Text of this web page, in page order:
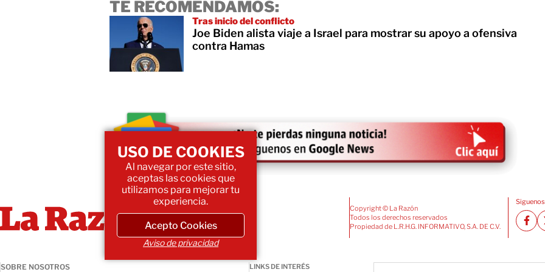
TE RECOMENDAMOS:
Tras inicio del conflicto
Joe Biden alista viaje a Israel para mostrar su apoyo a ofensiva
contra Hamas
Copyright © La Razón
Todos los derechos reservados
Propiedad de L.R.H.G. INFORMATIVO, S.A. DE C.V.
SOBRE NOSOTROS
LINKS DE INTERÉS
USO DE COOKIES
Al navegar por este sitio,
aceptas las cookies que
utilizamos para mejorar tu
experiencia.
Acepto Cookies
Aviso de privacidad